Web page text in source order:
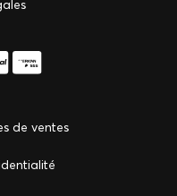
de ventes